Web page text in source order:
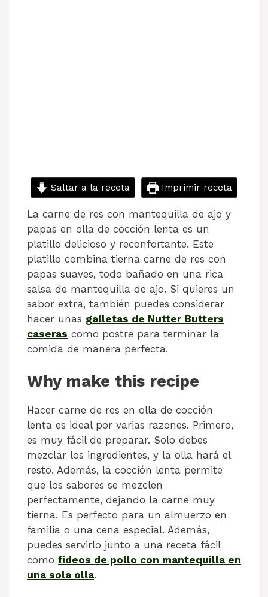
Saltar a la receta Imprimir receta
La carne de res con mantequilla de ajo y
papas en olla de cocción lenta es un
platillo delicioso y reconfortante. Este
platillo combina tierna carne de res con
papas suaves, todo bañado en una rica
salsa de mantequilla de ajo. Si quieres un
sabor extra, también puedes considerar
hacer unas galletas de Nutter Butters
caseras como postre para terminar la
comida de manera perfecta.
Why make this recipe
Hacer carne de res en olla de cocción
lenta es ideal por varias razones. Primero,
es muy fácil de preparar. Solo debes
mezclar los ingredientes, y la olla hará el
resto. Además, la cocción lenta permite
que los sabores se mezclen
perfectamente, dejando la carne muy
tierna. Es perfecto para un almuerzo en
familia o una cena especial. Además,
puedes servirlo junto a una receta fácil
como fideos de pollo con mantequilla en
una sola olla.